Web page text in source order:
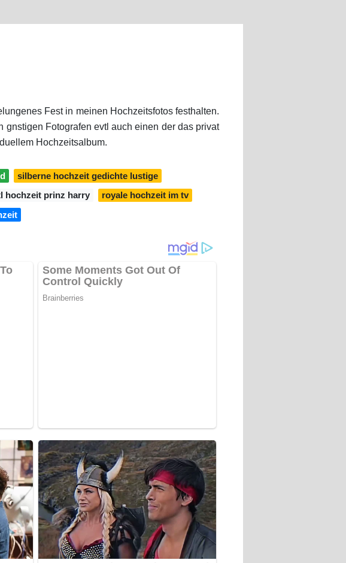
Fest in meinen Hochzeitsfotos festhalten.
gnstigen Fotografen evtl auch einen der das privat
Hochzeitsalbum.
silberne hochzeit gedichte lustige
hochzeit prinz harry
royale hochzeit im tv